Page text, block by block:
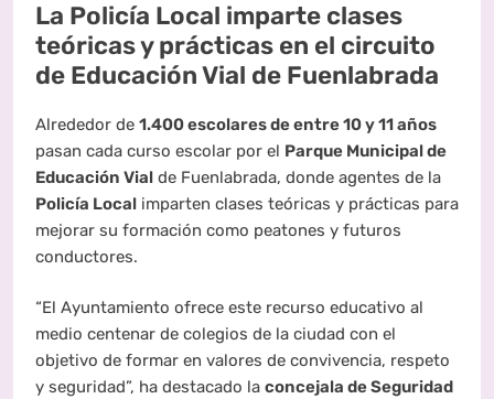
La Policía Local imparte clases
teóricas y prácticas en el circuito
de Educación Vial de Fuenlabrada
Alrededor de 1.400 escolares de entre 10 y 11 años
pasan cada curso escolar por el Parque Municipal de
Educación Vial de Fuenlabrada, donde agentes de la
Policía Local imparten clases teóricas y prácticas para
mejorar su formación como peatones y futuros
conductores.
“El Ayuntamiento ofrece este recurso educativo al
medio centenar de colegios de la ciudad con el
objetivo de formar en valores de convivencia, respeto
y seguridad”, ha destacado la concejala de Seguridad